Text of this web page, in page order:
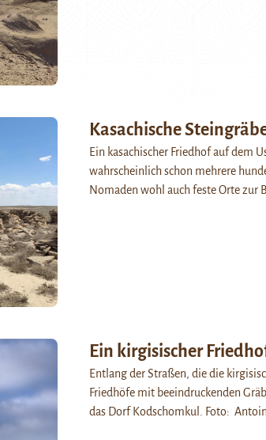
Kasachische
Ein kasachischer Friedhof auf dem
wahrscheinlich schon mehrere
Nomaden wohl auch feste Orte zur
Ein kirgisischer
Entlang der Straßen, die die
Friedhöfe mit beeindruckenden
das Dorf Kodschomkul. Foto: